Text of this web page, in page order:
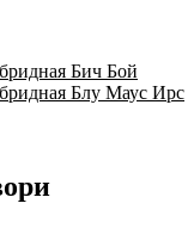
Бич Бой
Блу Маус Ирс